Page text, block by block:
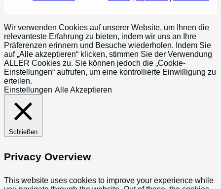
Wir verwenden Cookies auf unserer Website, um Ihnen die
relevanteste Erfahrung zu bieten, indem wir uns an Ihre
Präferenzen erinnern und Besuche wiederholen. Indem Sie
auf „Alle akzeptieren“ klicken, stimmen Sie der Verwendung
ALLER Cookies zu. Sie können jedoch die „Cookie-
Einstellungen“ aufrufen, um eine kontrollierte Einwilligung zu
erteilen.
Einstellungen Alle Akzeptieren
Schließen
Privacy Overview
This website uses cookies to improve your experience while